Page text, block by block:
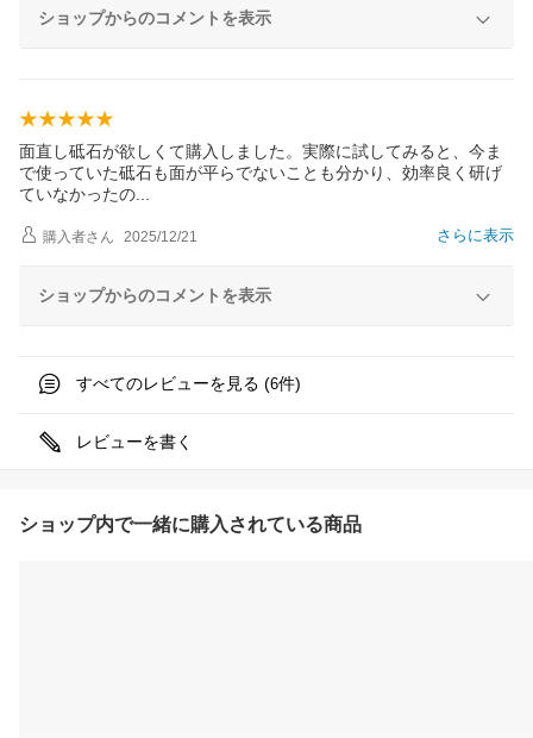
ショップからのコメントを表示
面直し砥石が欲しくて購入しました。実際に試してみると、今ま
で使っていた砥石も面が平らでないことも分かり、効率良く研げ
ていなかったの
さらに表示
購入者さん 2025/12/21
ショップからのコメントを表示
すべてのレビューを見る (6件)
レビューを書く
ショップ内で一緒に購入されている商品